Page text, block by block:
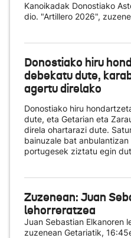
Kanoikadak Donostiako
dio. "Artillero 2026",
Donostiako hiru
debekatu dute,
agertu direlako
Donostiako hiru
dute, eta Getarian eta
direla ohartarazi dute.
bainuzale bat
portugesek ziztatu egin
Zuzenean: Juan
lehorreratzea
Juan Sebastian Elkanoren
zuzenean Getariatik,